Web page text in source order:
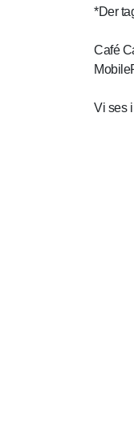
*Der
Café
Vi ses